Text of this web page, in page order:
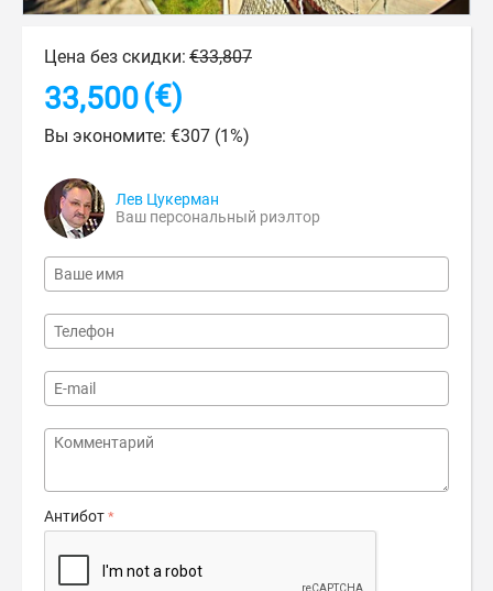
Цена без скидки: €33,807
33,500(€)
Вы экономите: €307 (1%)
Лев Цукерман
Ваш персональный риэлтор
Антибот